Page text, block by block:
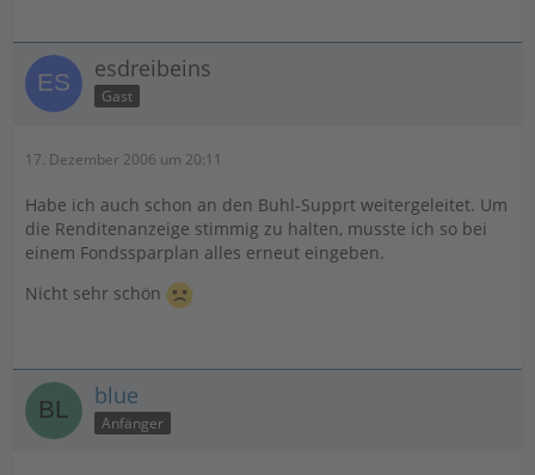
esdreibeins
Gast
17. Dezember 2006 um 20:11
Habe ich auch schon an den Buhl-Supprt weitergeleitet. Um
die Renditenanzeige stimmig zu halten, musste ich so bei
einem Fondssparplan alles erneut eingeben.
Nicht sehr schön
blue
Anfänger